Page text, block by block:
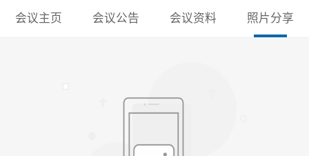
会议主页 会议公告 会议资料 照片分享